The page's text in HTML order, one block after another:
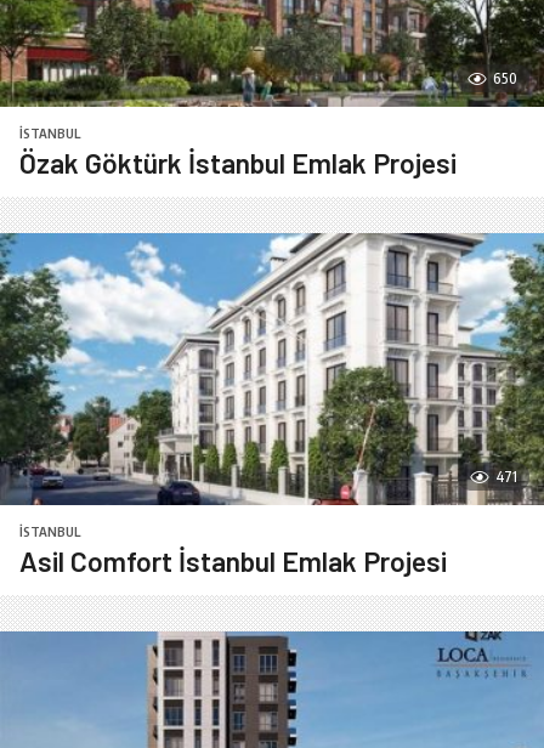
650
İSTANBUL
Özak Göktürk İstanbul Emlak Projesi
471
İSTANBUL
Asil Comfort İstanbul Emlak Projesi